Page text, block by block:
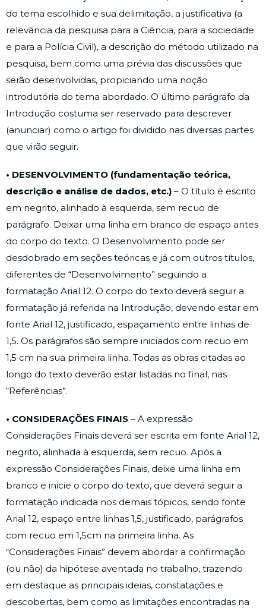
do tema escolhido e sua delimitação, a justificativa (a
relevância da pesquisa para a Ciência, para a sociedade
e para a Polícia Civil), a descrição do método utilizado na
pesquisa, bem como uma prévia das discussões que
serão desenvolvidas, propiciando uma noção
introdutória do tema abordado. O último parágrafo da
Introdução costuma ser reservado para descrever
(anunciar) como o artigo foi dividido nas diversas partes
que virão seguir.
• DESENVOLVIMENTO (fundamentação teórica,
descrição e análise de dados, etc.) – O título é escrito
em negrito, alinhado à esquerda, sem recuo de
parágrafo. Deixar uma linha em branco de espaço antes
do corpo do texto. O Desenvolvimento pode ser
desdobrado em seções teóricas e já com outros títulos,
diferentes de “Desenvolvimento” seguindo a
formatação Arial 12. O corpo do texto deverá seguir a
formatação já referida na Introdução, devendo estar em
fonte Arial 12, justificado, espaçamento entre linhas de
1,5. Os parágrafos são sempre iniciados com recuo em
1,5 cm na sua primeira linha. Todas as obras citadas ao
longo do texto deverão estar listadas no final, nas
“Referências”.
• CONSIDERAÇÕES FINAIS – A expressão
Considerações Finais deverá ser escrita em fonte Arial 12,
negrito, alinhada à esquerda, sem recuo. Após a
expressão Considerações Finais, deixe uma linha em
branco e inicie o corpo do texto, que deverá seguir a
formatação indicada nos demais tópicos, sendo fonte
Arial 12, espaço entre linhas 1,5, justificado, parágrafos
com recuo em 1,5cm na primeira linha. As
“Considerações Finais” devem abordar a confirmação
(ou não) da hipótese aventada no trabalho, trazendo
em destaque as principais ideias, constatações e
descobertas, bem como as limitações encontradas na